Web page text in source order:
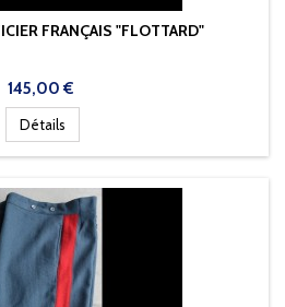
FRANÇAIS "FLOTTARD"
Prix
145,00 €
Détails